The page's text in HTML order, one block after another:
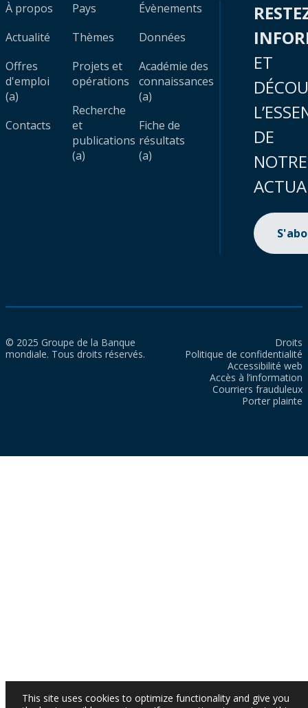
À propos
Actualité
Offres
d'emploi
(a)
Contacts
Pays
Thèmes
Projets et
opérations
Recherche
et
publications
(a)
Évènements
Données
Académie des
connaissances
(a)
Fiche de
résultats
(a)
ET
DE
NOTRE
© 2025 Groupe de la Banque
mondiale. Tous droits réservés.
Droits
Politique de confidentialité
Accessibilité web
Accès à l’information
Courriers frauduleux
Porter plainte
This site uses cookies to optimize functionality and give you